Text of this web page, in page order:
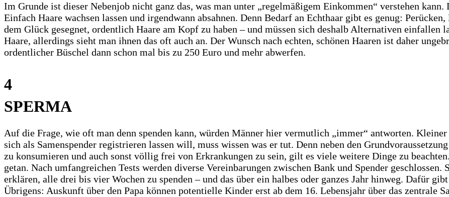
Im Grunde ist dieser Nebenjob nicht ganz das, was man unter „regelmäßigem Einkommen“ verstehen
Einfach Haare wachsen lassen und irgendwann absahnen. Denn Bedarf an Echthaar gibt es genug:
dem Glück gesegnet, ordentlich Haare am Kopf zu haben – und müssen sich deshalb Alternativen einfallen
Haare, allerdings sieht man ihnen das oft auch an. Der Wunsch nach echten, schönen Haaren ist daher
ordentlicher Büschel dann schon mal bis zu 250 Euro und mehr abwerfen.
4
SPERMA
Auf die Frage, wie oft man denn spenden kann, würden Männer hier vermutlich „immer“ antworten.
sich als Samenspender registrieren lassen will, muss wissen was er tut. Denn neben den
zu konsumieren und auch sonst völlig frei von Erkrankungen zu sein, gilt es viele weitere Dinge zu
getan. Nach umfangreichen Tests werden diverse Vereinbarungen zwischen Bank und Spender
erklären, alle drei bis vier Wochen zu spenden – und das über ein halbes oder ganzes Jahr hinweg. Dafür
Übrigens: Auskunft über den Papa können potentielle Kinder erst ab dem 16. Lebensjahr über das zentrale